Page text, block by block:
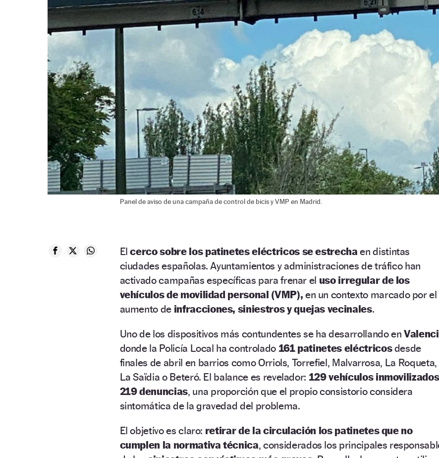
Panel de aviso de una campaña de control de bicis y VMP en Madrid.
Elcerco sobre los patinetes eléctricos se estrechaen distintas
ciudades españolas. Ayuntamientos y administraciones de tráfico han
activado campañas específicas para frenar el uso irregular de los
vehículos de movilidad personal (VMP), en un contexto marcado por el
aumento de infracciones, siniestros y quejas vecinales.
Uno de los dispositivos más contundentes se ha desarrollando en
donde la Policía Local ha controlado 161 patinetes eléctricosdesde
finales de abril en barrios como Orriols, Torrefiel, Malvarrosa, La Roqueta,
La Saïdia o Beteró. El balance es revelador: 129 vehículos
219 denuncias, una proporción que el propio consistorio considera
sintomática de la gravedad del problema.
El objetivo es claro: retirar de la circulación los patinetes que no
cumplen la normativa técnica, considerados los principales